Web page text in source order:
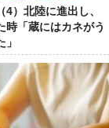
4）北陸に進出し、
時「蔵にはカネがう